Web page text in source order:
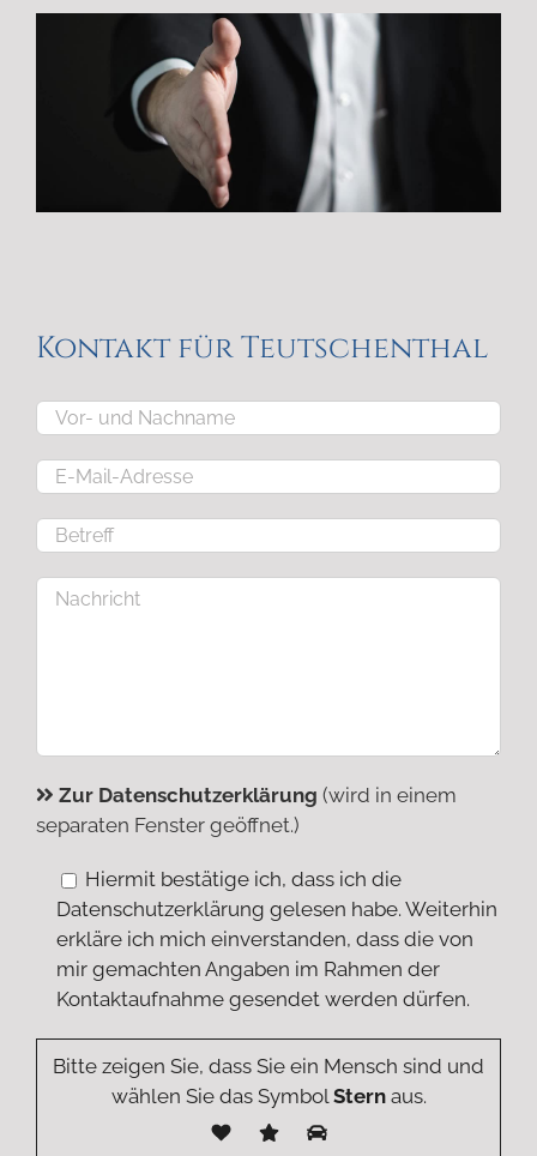
Kontakt für Teutschenthal
Zur Datenschutzerklärung (wird in einem
separaten Fenster geöffnet.)
Hiermit bestätige ich, dass ich die
Datenschutzerklärung gelesen habe. Weiterhin
erkläre ich mich einverstanden, dass die von
mir gemachten Angaben im Rahmen der
Kontaktaufnahme gesendet werden dürfen.
Bitte zeigen Sie, dass Sie ein Mensch sind und
wählen Sie das Symbol Sternaus.